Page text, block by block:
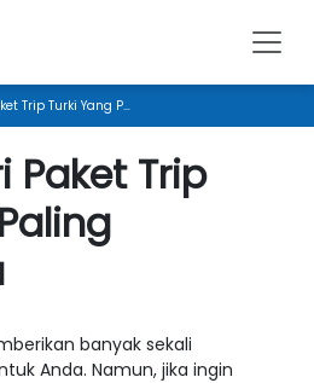
Sarana Dari Paket Trip Turki Yang Paling Terpercaya
Paket Trip
banyak sekali
Anda. Namun, jika ingin